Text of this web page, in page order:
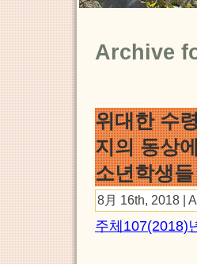
Archive
위대한 수
지의 동상
소년학생
8月 16th, 2018 |
주체107(2018)